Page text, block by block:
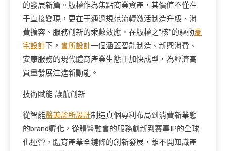
的發展新篇。版權作為焦點商業資產，其價值不僅在
于直接變現，更在于通過規范流轉激活制造升級、消
費擴容、服務創新的乘數效應。在版權之“核”的驅動豪
宅設計下， 會所設計一個涵蓋智能制造、新興消費、
安康服務的現代體育產業生態正加快成型，為經濟高
質量發展注進新動能。
技術賦能 護航創新
從智能醫美診所設計制造真個專利布局到消費新業態
的brand孵化，從體醫融會的服務創新到賽事IP的全球
化運營，體育產業全鏈條的創新發展，離不開知識產